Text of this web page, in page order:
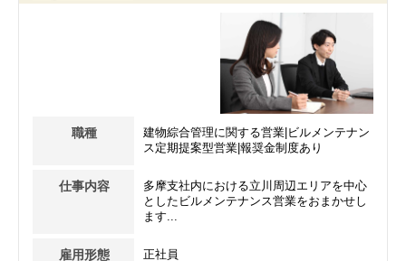
職種
建物綜合管理に関する営業|ビルメンテナン
ス定期提案型営業|報奨金制度あり
仕事内容
多摩支社内における立川周辺エリアを中心
としたビルメンテナンス営業をおまかせし
ます...
雇用形態 正社員